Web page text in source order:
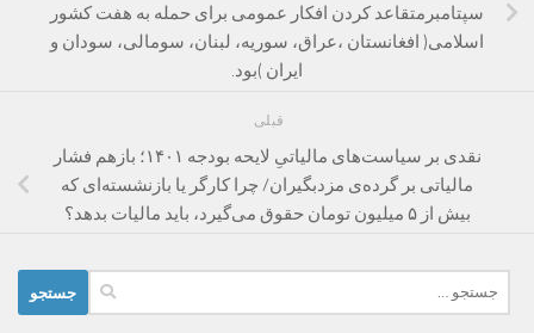
سپتامبرمتقاعد کردن افکار عمومی برای حمله به هفت کشور
اسلامی( افغانستان ،عراق، سوریه، لبنان، سومالی، سودان و
ایران )بود.
قبلی
نقدی بر سیاست‌های مالیاتیِ لایحه بودجه ۱۴۰۱؛ بازهم فشار
مالیاتی بر گرده‌ی مزدبگیران/ چرا کارگر یا بازنشسته‌ای که
بیش از ۵ میلیون تومان حقوق می‌گیرد، باید مالیات بدهد؟
برای: